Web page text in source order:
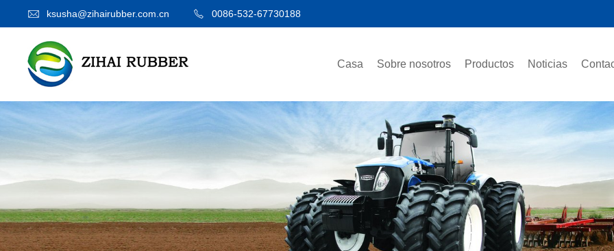
ksusha@zihairubber.com.cn 0086-532-67730188
Casa Sobre nosotros Productos Noticias